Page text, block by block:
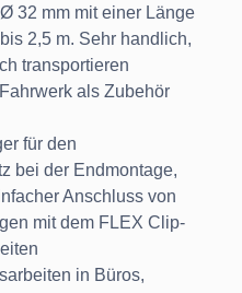
32 mm mit einer Länge
2,5 m. Sehr handlich,
transportieren
als Zubehör
für den
bei der Endmontage,
Anschluss von
mit dem FLEX Clip-
in Büros,